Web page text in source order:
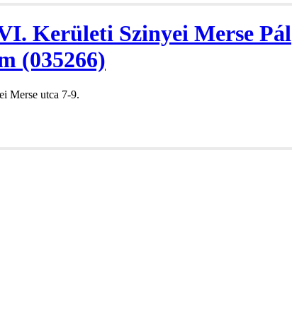
Kerületi Szinyei Merse Pál
(035266)
Merse utca 7-9.